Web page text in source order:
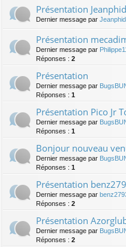
Présentation
Dernier message par
Présentation
Dernier message par
Réponses : 2
Présentation
Dernier message par
Réponses : 1
Présentation Pico Jr
Dernier message par
Réponses : 1
Bonjour nouveau
Dernier message par
Réponses : 1
Présentation
Dernier message par
Réponses : 2
Présentation
Dernier message par
Réponses : 2